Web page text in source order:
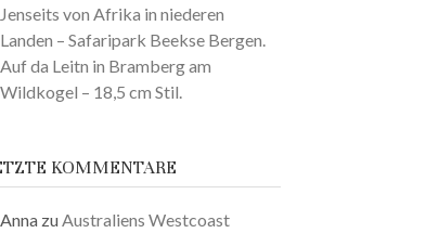
Jenseits von Afrika in niederen
Landen – Safaripark Beekse Bergen.
Auf da Leitn in Bramberg am
Wildkogel – 18,5 cm Stil.
KOMMENTARE
Anna zu Australiens Westcoast